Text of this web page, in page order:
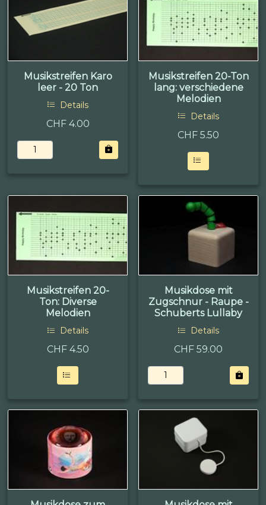
Musikstreifen Karo
leer - 20 Ton
Details
CHF 4.00
Musikstreifen 20-Ton
lang: verschiedene
Melodien
Details
CHF 5.50
Musikstreifen 20-
Ton: Diverse
Melodien
Details
CHF 4.50
Musikdose mit
Zugschnur - Raupe -
Schuberts Lullaby
Details
CHF 59.00